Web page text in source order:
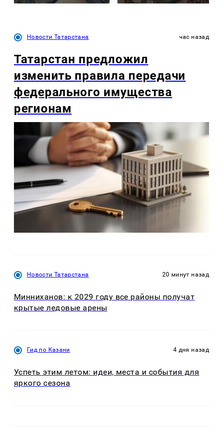
Новости Татарстана час назад
Татарстан предложил
изменить правила передачи
федерального имущества
регионам
Новости Татарстана 20 минут назад
Минниханов: к 2029 году все районы получат
крытые ледовые арены
Гид по Казани 4 дня назад
Успеть этим летом: идеи, места и события для
яркого сезона